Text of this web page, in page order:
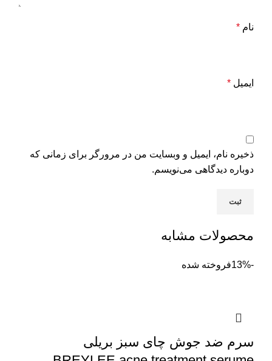
نام *
ایمیل *
ذخیره نام، ایمیل و وبسایت من در مرورگر برای زمانی که
دوباره دیدگاهی می‌نویسم.
محصولات مشابه
-13% فروخته شده
سرم ضد جوش چای سبز بریلی